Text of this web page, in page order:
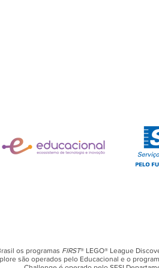
os programas FIRST® LEGO® League
são operados pelo Educacional e o